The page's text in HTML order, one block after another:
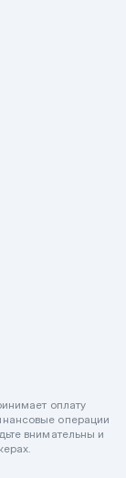
оплату
операции
внимательны и